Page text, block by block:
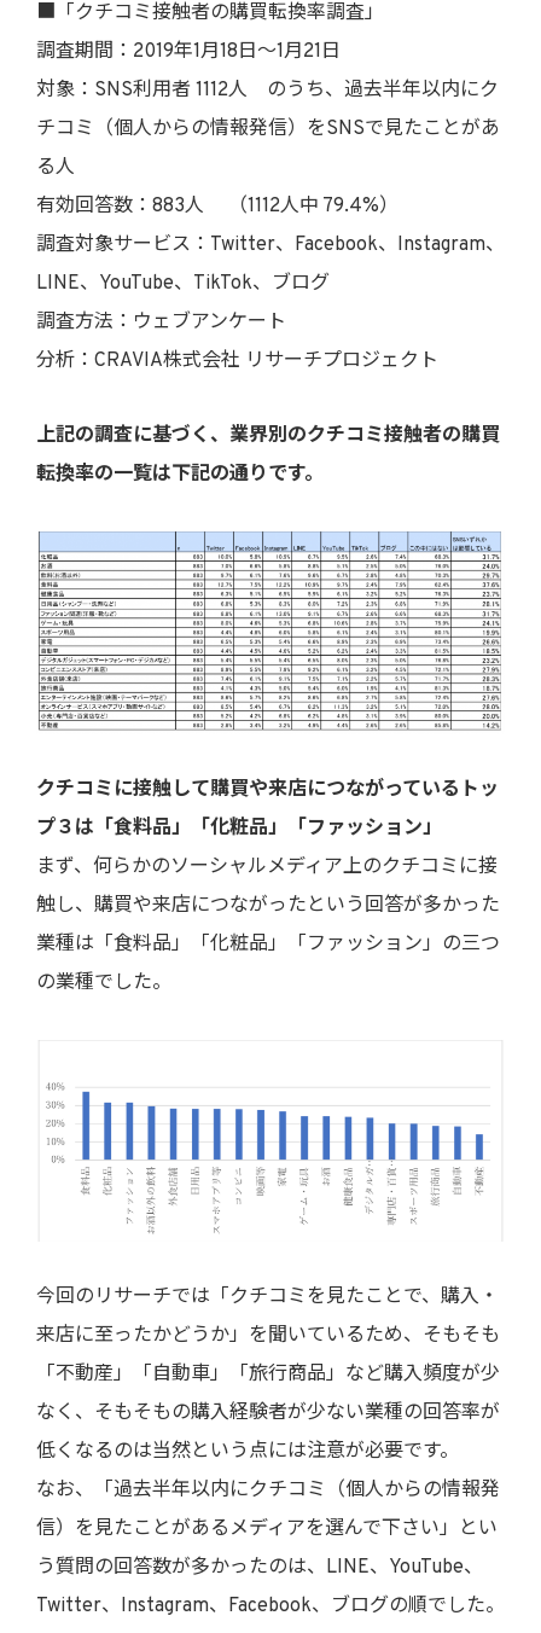
■「クチコミ接触者の購買転換率調査」
調査期間：2019年1月18日～1月21日
対象：SNS利用者 1112人 のうち、過去半年以内にク
チコミ（個人からの情報発信）をSNSで見たことがあ
る人
有効回答数：883人 （1112人中 79.4%）
調査対象サービス：Twitter、Facebook、Instagram、
LINE、YouTube、TikTok、ブログ
調査方法：ウェブアンケート
分析：CRAVIA株式会社 リサーチプロジェクト
上記の調査に基づく、業界別のクチコミ接触者の購買
転換率の一覧は下記の通りです。
クチコミに接触して購買や来店につながっているトッ
プ３は「食料品」「化粧品」「ファッション」
まず、何らかのソーシャルメディア上のクチコミに接
触し、購買や来店につながったという回答が多かった
業種は「食料品」「化粧品」「ファッション」の三つ
の業種でした。
今回のリサーチでは「クチコミを見たことで、購入・
来店に至ったかどうか」を聞いているため、そもそも
「不動産」「自動車」「旅行商品」など購入頻度が少
なく、そもそもの購入経験者が少ない業種の回答率が
低くなるのは当然という点には注意が必要です。
なお、「過去半年以内にクチコミ（個人からの情報発
信）を見たことがあるメディアを選んで下さい」とい
う質問の回答数が多かったのは、LINE、YouTube、
Twitter、Instagram、Facebook、ブログの順でした。